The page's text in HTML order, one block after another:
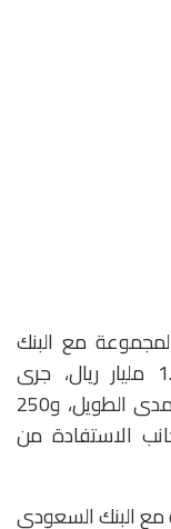
مع البنك
الأهلي السعودي تسهيلاً بقيمة 1.25 مليار ريال، جرى
تقسيمها إلى مليار ريال كتمويل على المدى الطويل، و250
الاستفادة من
مع البنك السعودي